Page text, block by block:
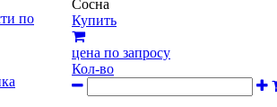
по
Сосна
Купить
цена по запросу
Кол-во